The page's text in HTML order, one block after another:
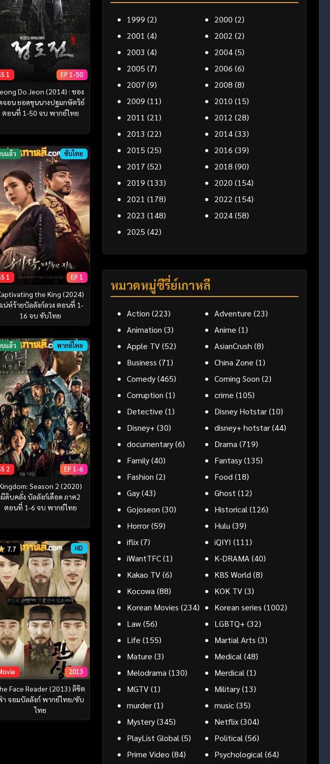
1 EP 1-50
Do Jeon (2014) : ชอง
จอน ยอดขุนนางปฐมกษัตริย์
ตอนที่ 1-50 จบ พากย์ไทย
บแล้ว ซับไทย
1 EP 1
the King (2024)
น่ห์ร้ายบัลลังก์ลวง ตอนที่ 1-
16 จบ ซับไทย
บแล้ว พากย์ไทย
2 EP 1-6
Season 2 (2020)
ผีดิบคลั่ง บัลลังก์เดือด ภาค2
ตอนที่ 1-6 จบ พากย์ไทย
7.7 HD
2013
Face Reader (2013) ลิขิต
จอมบัลลังก์ พากย์ไทย/ซับ
ไทย
1999 (2) 2000 (2)
2001 (4) 2002 (2)
2003 (4) 2004(5)
2005 (7) 2006 (6)
2007 (9) 2008 (8)
2009 (11) 2010 (15)
2011 (21) 2012 (28)
2013 (22) 2014(33)
2015 (25) 2016 (39)
2017 (52) 2018 (90)
2019 (133) 2020 (154)
2021 (178) 2022 (154)
2023 (148) 2024(58)
2025 (42)
หมวดหมู่ซีรี่ย์เกาหลี
Action (223) Adventure (23)
Animation (3) Anime (1)
Apple TV(52) AsianCrush (8)
Business (71) China Zone (1)
Comedy(465) Coming Soon (2)
Corruption (1) crime (105)
Detective (1) Disney Hotstar(10)
Disney+ (30) disney+ hotstar(44)
documentary(6) Drama (719)
Family(40) Fantasy(135)
Fashion (2) Food (18)
Gay(43) Ghost (12)
Gojoseon (30) Historical (126)
Horror(59) Hulu (39)
iflix(7) iQIYI (111)
iWantTFC(1) K-DRAMA (40)
Kakao TV(6) KBS World (8)
Kocowa (88) KOK TV(3)
Korean Movies (234) Korean series (1002)
Law(56) LGBTQ+ (32)
Life (155) Martial Arts (3)
Mature (3) Medical (48)
Melodrama (130) Merdical (1)
MGTV(1) Military(13)
murder(1) music(35)
Mystery(345) Netflix(304)
PlayList Global (5) Political (56)
Prime Video (84) Psychological (64)